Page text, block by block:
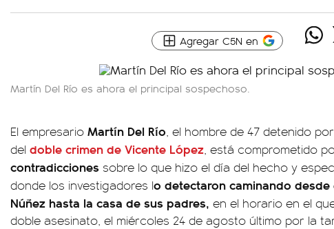
Agregar C5N en
Martín Del Río es ahora el principal sospechoso.
El empresario Martín Del Río, el hombre de 47 detenido
del doble crimen de Vicente López, está comprometido
contradicciones sobre lo que hizo el día del hecho y
donde los investigadores lo detectaron caminando
Núñez hasta la casa de sus padres, en el horario en el
doble asesinato, el miércoles 24 de agosto último por la